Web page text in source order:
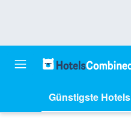
Günstigste Hotels